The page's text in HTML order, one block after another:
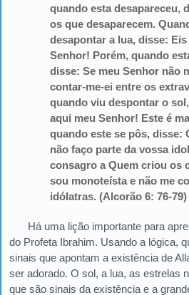
quando esta desapareceu,
os que desaparecem.
desapontar a lua, disse: Eis
Senhor! Porém, quando
disse: Se meu Senhor não
contar-me-ei entre os
quando viu despontar o
aqui meu Senhor! Este é
quando este se pôs, disse:
não faço parte da vossa
consagro a Quem criou os
sou monoteísta e não me
idólatras. (Alcorão 6: 76-79)
Há uma lição importante para
do Profeta Ibrahim. Usando a lógica,
sinais que apontam a existência de
ser adorado. O sol, a lua, as estrelas
que são sinais da existência e a